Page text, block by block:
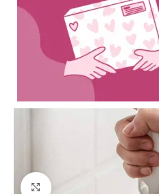
Отвори на голям екран